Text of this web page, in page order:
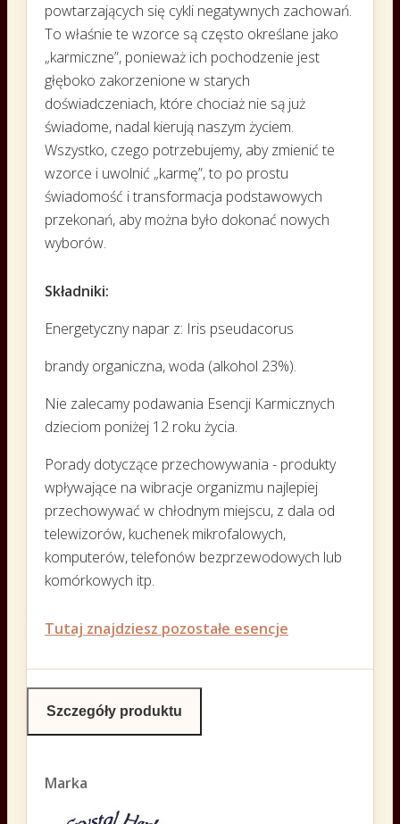
powtarzających się cykli negatywnych zachowań.
To właśnie te wzorce są często określane jako
„karmiczne”, ponieważ ich pochodzenie jest
głęboko zakorzenione w starych
doświadczeniach, które chociaż nie są już
świadome, nadal kierują naszym życiem.
Wszystko, czego potrzebujemy, aby zmienić te
wzorce i uwolnić „karmę”, to po prostu
świadomość i transformacja podstawowych
przekonań, aby można było dokonać nowych
wyborów.
Składniki:
Energetyczny napar z: Iris pseudacorus
brandy organiczna, woda (alkohol 23%).
Nie zalecamy podawania Esencji Karmicznych
dzieciom poniżej 12 roku życia.
Porady dotyczące przechowywania - produkty
wpływające na wibracje organizmu najlepiej
przechowywać w chłodnym miejscu, z dala od
telewizorów, kuchenek mikrofalowych,
komputerów, telefonów bezprzewodowych lub
komórkowych itp.
Tutaj znajdziesz pozostałe esencje
Szczegóły produktu
Marka